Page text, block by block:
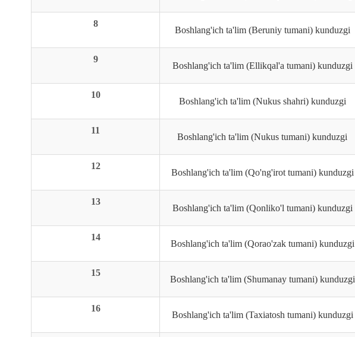
8
Boshlang'ich ta'lim (Beruniy tumani) kunduzgi
9
Boshlang'ich ta'lim (Ellikqal'a tumani) kunduzgi
10
Boshlang'ich ta'lim (Nukus shahri) kunduzgi
11
Boshlang'ich ta'lim (Nukus tumani) kunduzgi
12
Boshlang'ich ta'lim (Qo'ng'irot tumani) kunduzgi
13
Boshlang'ich ta'lim (Qonliko'l tumani) kunduzgi
14
Boshlang'ich ta'lim (Qorao'zak tumani) kunduzgi
15
Boshlang'ich ta'lim (Shumanay tumani) kunduzgi
16
Boshlang'ich ta'lim (Taxiatosh tumani) kunduzgi